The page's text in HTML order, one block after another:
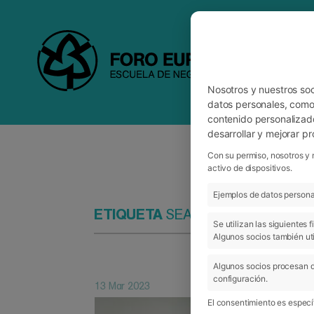
ETIQUETASEAD0112
13 Mar 2023
Nosotros y nuestros
datos personales,
contenido
desarrollar y mejorar
Con su permiso, nosotros
activo de dispositivos.
Ejemplos de datos
Se utilizan las siguientes
Algunos socios también
Algunos socios procesan
configuración.
El consentimiento es